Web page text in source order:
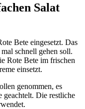
Salat
Bete eingesetzt. Das
schnell gehen soll.
Rote Bete im frischen
einsetzt.
genommen, es
geachtelt. Die restliche